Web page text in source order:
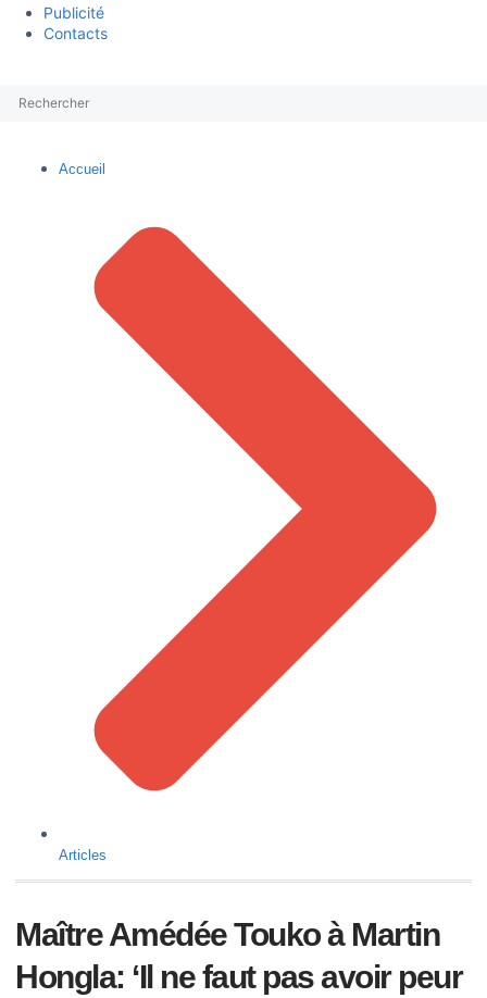
Publicité
Contacts
Accueil
Articles
Maître Amédée Touko à Martin
Hongla: ‘Il ne faut pas avoir peur